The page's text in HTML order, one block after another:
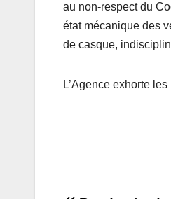
au non-respect du
état mécanique des
de casque,
L’Agence exhorte